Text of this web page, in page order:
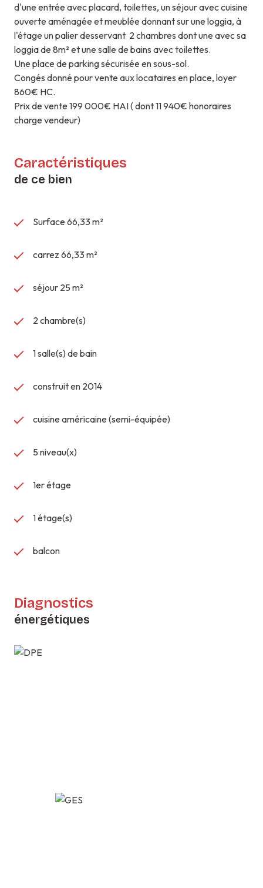
d'une entrée avec placard, toilettes, un séjour avec cuisine
ouverte aménagée et meublée donnant sur une loggia, à
l'étage un palier desservant 2 chambres dont une avec sa
loggia de 8m² et une salle de bains avec toilettes.
Une place de parking sécurisée en sous-sol.
Congés donné pour vente aux locataires en place, loyer
860€ HC.
Prix de vente 199 000€ HAI ( dont 11 940€ honoraires
charge vendeur)
Caractéristiques
de ce bien
Surface 66,33 m²
carrez 66,33 m²
séjour 25 m²
2 chambre(s)
1 salle(s) de bain
construit en 2014
cuisine américaine (semi-équipée)
5 niveau(x)
1er étage
1 étage(s)
balcon
Diagnostics
énergétiques